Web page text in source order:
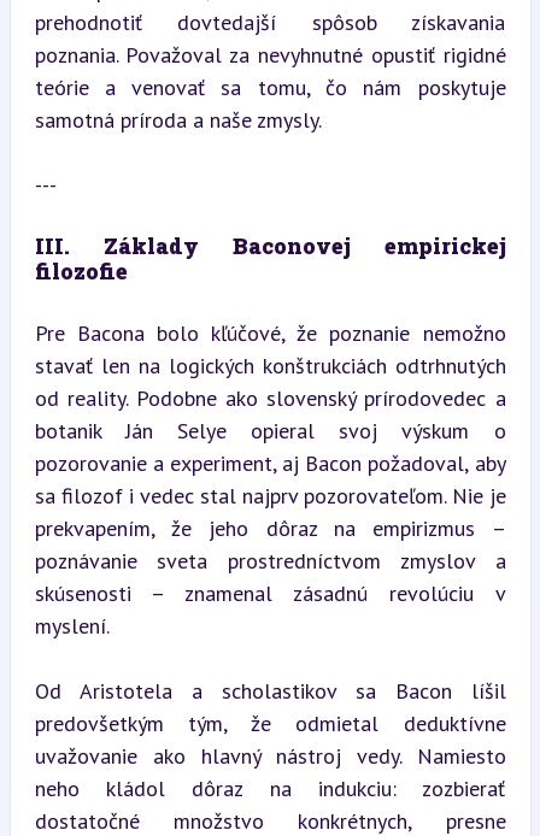
prehodnotiť dovtedajší spôsob získavania
poznania. Považoval za nevyhnutné opustiť rigidné
teórie a venovať sa tomu, čo nám poskytuje
samotná príroda a naše zmysly.
---
III. Základy Baconovej empirickej
filozofie
Pre Bacona bolo kľúčové, že poznanie nemožno
stavať len na logických konštrukciách odtrhnutých
od reality. Podobne ako slovenský prírodovedec a
botanik Ján Selye opieral svoj výskum o
pozorovanie a experiment, aj Bacon požadoval, aby
sa filozof i vedec stal najprv pozorovateľom. Nie je
prekvapením, že jeho dôraz na empirizmus –
poznávanie sveta prostredníctvom zmyslov a
skúsenosti – znamenal zásadnú revolúciu v
myslení.
Od Aristotela a scholastikov sa Bacon líšil
predovšetkým tým, že odmietal deduktívne
uvažovanie ako hlavný nástroj vedy. Namiesto
neho kládol dôraz na indukciu: zozbierať
dostatočné množstvo konkrétnych, presne